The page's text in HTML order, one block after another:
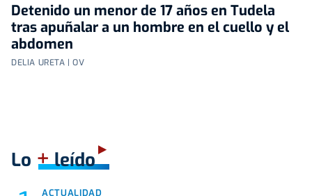
Detenido un menor de 17 años en Tudela
tras apuñalar a un hombre en el cuello y el
abdomen
DELIA URETA | OV
Lo +leído
ACTUALIDAD